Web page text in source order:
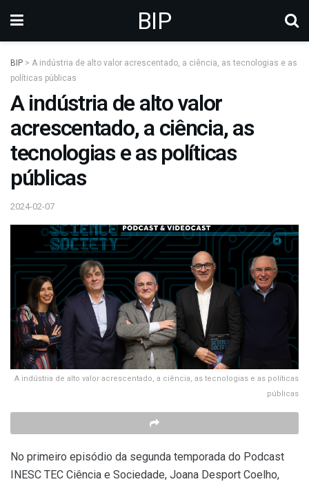
BIP
BIP > A indústria de alto valor acrescentado, a ciência, as tecnologias e as
políticas públicas
A indústria de alto valor
acrescentado, a ciência, as
tecnologias e as políticas
públicas
2024-02-07
A indústria de alto valor acrescentado, a ciência, as tecnologias e as políticas
públicas
No primeiro episódio da segunda temporada do Podcast
INESC TEC Ciência e Sociedade, Joana Desport Coelho,